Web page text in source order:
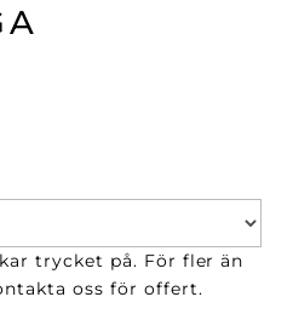
trycket på. För fler än
oss för offert.